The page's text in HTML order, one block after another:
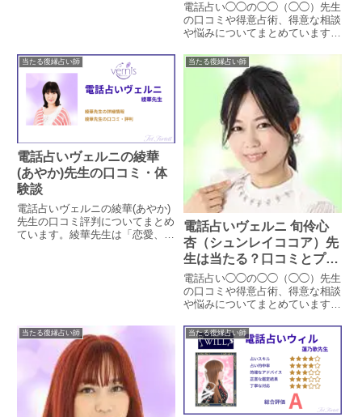
電話占い◯◯の◯◯（◯◯）先生
の口コミや得意占術、得意な相談
や悩みについてまとめています。
抜粋し、これから相談される方の
参考になるよう掲載しています。
当たる復縁占い師
電話占いヴェルニの綾華
(あやか)先生の口コミ・体
験談
電話占いヴェルニの綾華(あやか)
先生の口コミ評判についてまとめ
ています。綾華先生は「恋愛、復
当たる復縁占い師
電話占いヴェルニ 旬伶心
杏（シュンレイココア）先
生は当たる？口コミとプロ
フィール
電話占い◯◯の◯◯（◯◯）先生
の口コミや得意占術、得意な相談
や悩みについてまとめています。
抜粋し、これから相談される方の
参考になるよう掲載しています。
当たる復縁占い師 当たる復縁占い師